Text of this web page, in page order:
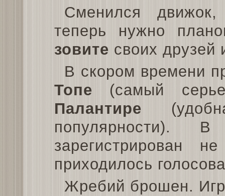
Сменился
теперь нужно
зовите своих друзей
В скором времени
Топе (самый
Палантире
популярности).
зарегистрирован
приходилось
Жребий брошен.